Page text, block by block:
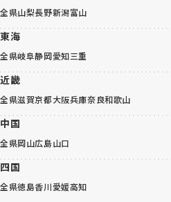
全県山梨長野新潟富山
東海
全県岐阜静岡愛知三重
近畿
全県滋賀京都大阪兵庫奈良和歌山
中国
全県岡山広島山口
四国
全県徳島香川愛媛高知